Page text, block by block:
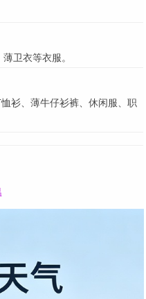
卫衣等衣服。
衫、薄牛仔衫裤、休闲服、职